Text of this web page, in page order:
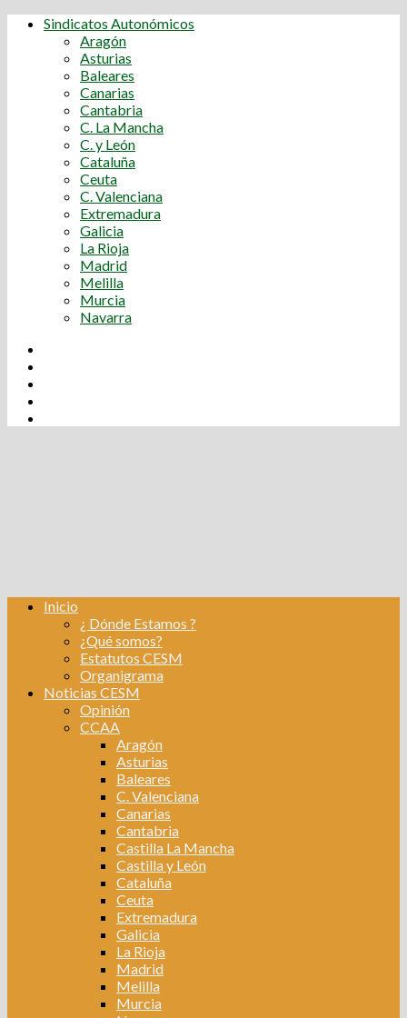
Sindicatos Autonómicos
Aragón
Asturias
Baleares
Canarias
Cantabria
C. La Mancha
C. y León
Cataluña
Ceuta
C. Valenciana
Extremadura
Galicia
La Rioja
Madrid
Melilla
Murcia
Navarra
fb
Inicio
¿ Dónde Estamos ?
¿Qué somos?
Estatutos CESM
Organigrama
Noticias CESM
Opinión
CCAA
Aragón
Asturias
Baleares
C. Valenciana
Canarias
Cantabria
Castilla La Mancha
Castilla y León
Cataluña
Ceuta
Extremadura
Galicia
La Rioja
Madrid
Melilla
Murcia